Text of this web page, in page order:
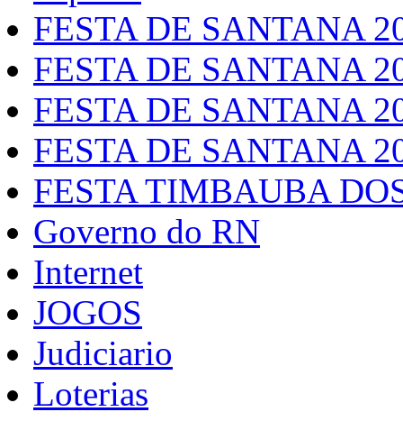
FESTA DE SANTANA
FESTA DE SANTANA
FESTA DE SANTANA
FESTA DE SANTANA
FESTA TIMBAUBA
Governo do RN
Internet
JOGOS
Judiciario
Loterias